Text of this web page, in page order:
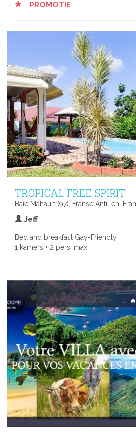
PROMOTIE
TROPICAL FREE SPIRIT
Baie Mahault (97), Franse Antillen,
Jeff
Bed and breakfast Gay-Friendly
1 kamers • 2 pers. max.